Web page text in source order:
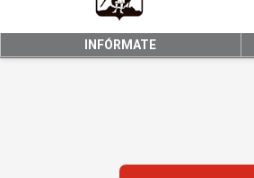
INFÓRMATE